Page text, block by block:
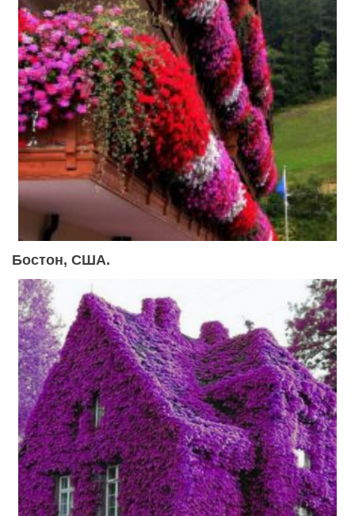
Бостон, США.